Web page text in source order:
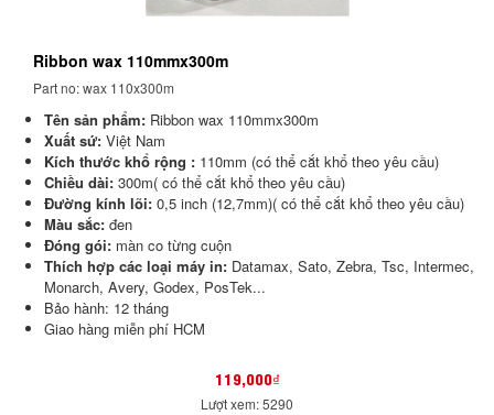
Ribbon wax 110mmx300m
Part no: wax 110x300m
Tên sản phẩm: Ribbon wax 110mmx300m
Xuất sứ: Việt Nam
Kích thước khổ rộng : 110mm (có thể cắt khổ theo yêu cầu)
Chiều dài: 300m( có thể cắt khổ theo yêu cầu)
Đường kính lõi: 0,5 inch (12,7mm)( có thể cắt khổ theo yêu cầu)
Màu sắc: đen
Đóng gói: màn co từng cuộn
Thích hợp các loại máy in: Datamax, Sato, Zebra, Tsc, Intermec,
Monarch, Avery, Godex, PosTek...
Bảo hành: 12 tháng
Giao hàng miễn phí HCM
119,000₫
Lượt xem: 5290